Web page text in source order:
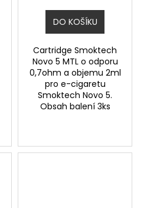
DO KOŠÍKU
Cartridge Smoktech
Novo 5 MTL o odporu
0,7ohm a objemu 2ml
pro e-cigaretu
Smoktech Novo 5.
Obsah balení 3ks